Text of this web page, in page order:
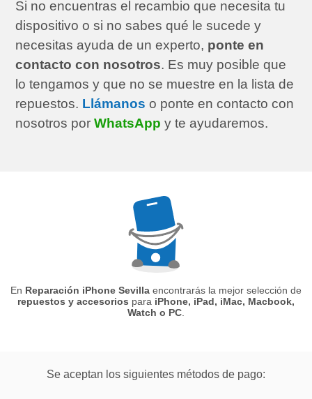
Si no encuentras el recambio que necesita tu
dispositivo o si no sabes qué le sucede y
necesitas ayuda de un experto, ponte en
contacto con nosotros. Es muy posible que
lo tengamos y que no se muestre en la lista de
repuestos. Llámanos o ponte en contacto con
nosotros porWhatsApp y te ayudaremos.
En Reparación iPhone Sevilla encontrarás la mejor selección de
repuestos y accesorios para iPhone, iPad, iMac, Macbook,
Watch o PC
Se aceptan los siguientes métodos de pago: